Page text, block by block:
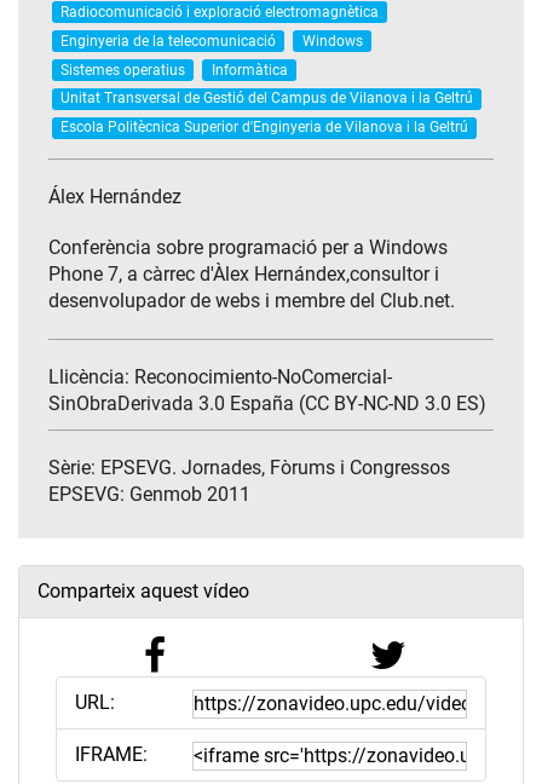
Radiocomunicació i exploració electromagnètica
Enginyeria de la telecomunicació
Windows
Sistemes operatius
Informàtica
Unitat Transversal de Gestió del Campus de Vilanova i la Geltrú
Escola Politècnica Superior d'Enginyeria de Vilanova i la Geltrú
Álex Hernández
Conferència sobre programació per a Windows
Phone 7, a càrrec d'Àlex Hernándex,consultor i
desenvolupador de webs i membre del Club.net.
Llicència: Reconocimiento-NoComercial-
SinObraDerivada 3.0 España (CC BY-NC-ND 3.0 ES)
Sèrie: EPSEVG. Jornades, Fòrums i Congressos
EPSEVG: Genmob 2011
Comparteix aquest vídeo
URL:
IFRAME: